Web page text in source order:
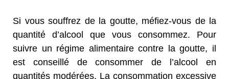
Si vous souffrez de la goutte, méfiez-vous de la
quantité d’alcool que vous consommez. Pour
suivre un régime alimentaire contre la goutte, il
est conseillé de consommer de l’alcool en
quantités modérées. La consommation excessive